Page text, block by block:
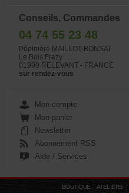
Conseils, Commandes
04 74 55 23 48
Pépinière MAILLOT-BONSAÏ
Le Bois Frazy
01990 RELEVANT - FRANCE
sur rendez-vous
Mon compte
Mon panier
Newsletter
Abonnement RSS
Aide / Services
BOUTIQUE ATELIERS